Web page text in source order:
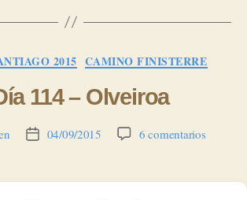
Categorías
2015 CAMINO FINISTERRE
114 – Olveiroa
Fecha
entrada
04/09/2015 6 comentariosen
–